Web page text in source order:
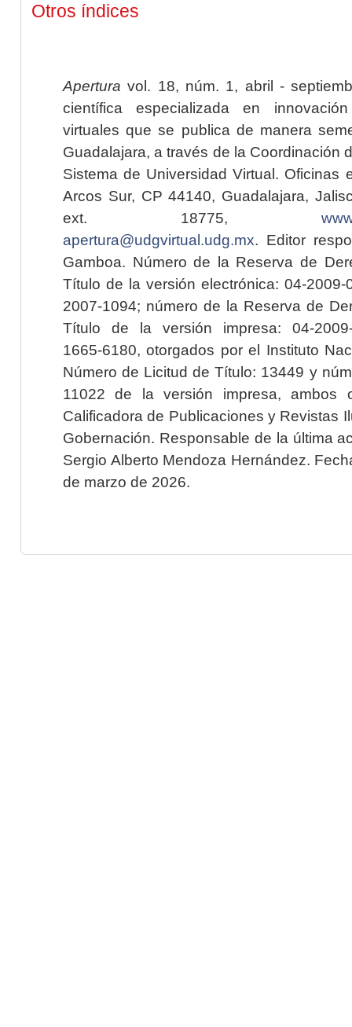
Otros índices
Apertura vol. 18, núm. 1, abril -
científica especializada en
virtuales que se publica de manera
Guadalajara, a través de la Coordinación
Sistema de Universidad Virtual. Oficinas
Arcos Sur, CP 44140, Guadalajara,
ext. 18775,
apertura@udgvirtual.udg.mx. Editor
Gamboa. Número de la Reserva de
Título de la versión electrónica: 04-2009-
2007-1094; número de la Reserva de
Título de la versión impresa: 04-2009-
1665-6180, otorgados por el Instituto
Número de Licitud de Título: 13449 y
11022 de la versión impresa, ambos
Calificadora de Publicaciones y Revistas
Gobernación. Responsable de la última
Sergio Alberto Mendoza Hernández.
de marzo de 2026.